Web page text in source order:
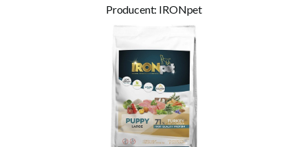
Producent: IRONpet